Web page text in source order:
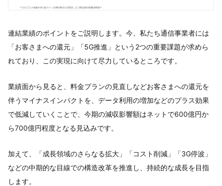
連結業績のポイントをご説明します。今、私たち通信事業者には
「お客さまへの還元」「5G推進」という2つの重要課題が求めら
れており、この実現に向けて尽力しているところです。
業績面から見ると、料金プランの見直しなどお客さまへの還元を
伴うマイナスインパクトを、データ利用の増加などのプラス効果
で低減していくことで、今期の減収影響額はネットで600億円か
ら700億円程度となる見込みです。
加えて、「成長領域のさらなる拡大」「コスト削減」「3G停波」
などの中期的な目線での構造改革を推進し、持続的な成長を目指
します。